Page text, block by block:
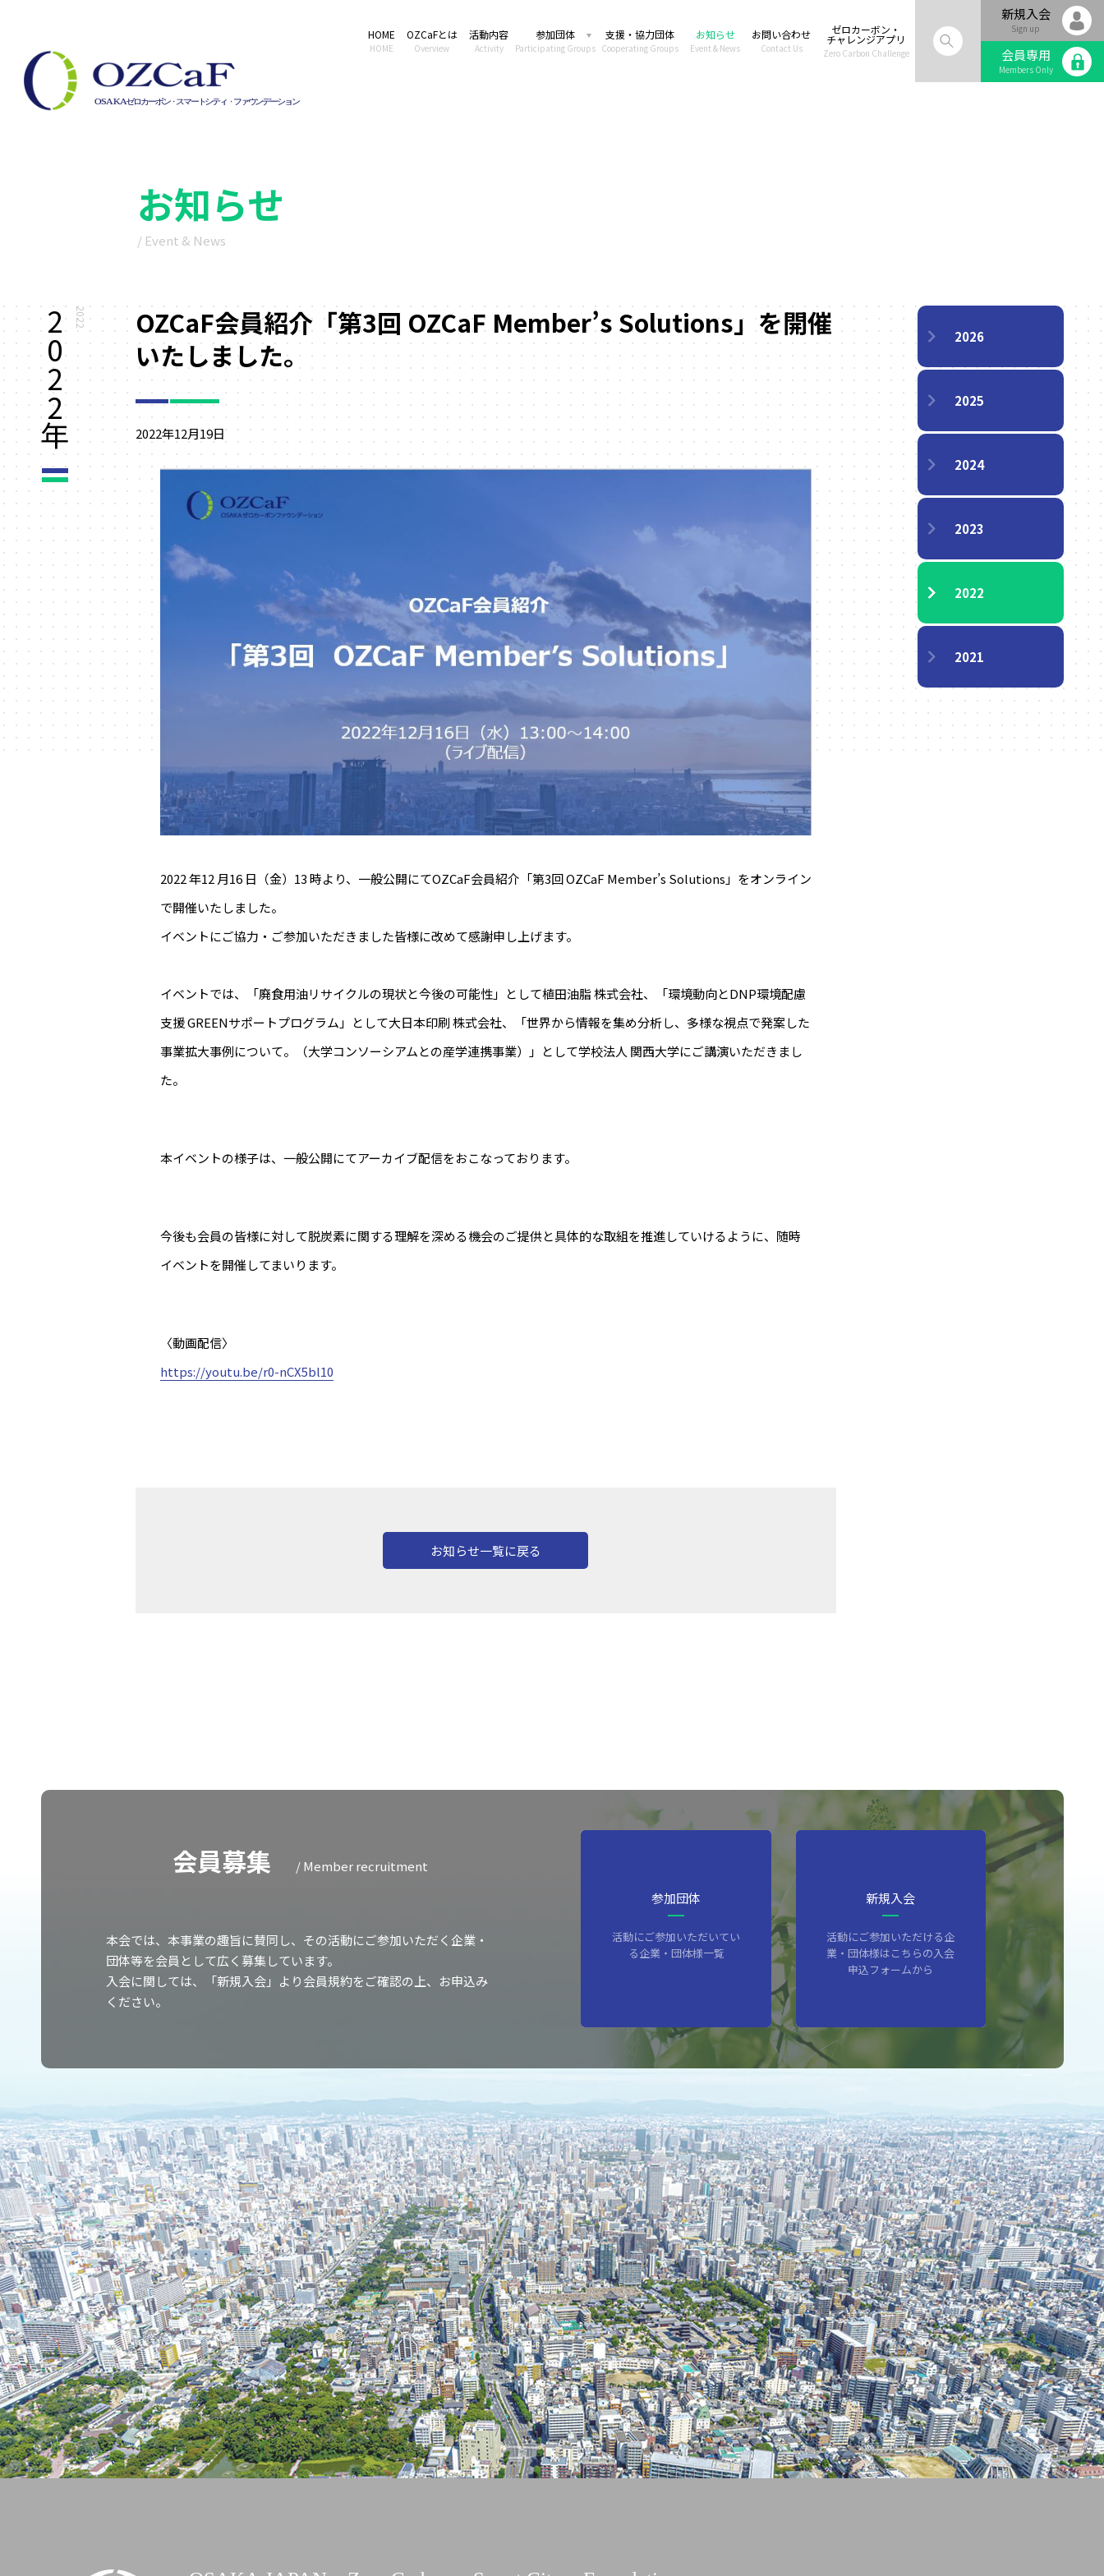
HOME
HOME
OZCaFとは
Overview
活動内容
Activity
参加団体
Participating Groups
支援・協力団体
Cooperating Groups
お知らせ
Event & News
お問い合わせ
Contact Us
ゼロカーボン・
チャレンジアプリ
Zero Carbon Challenge
新規入会
Sign up
会員専用
Members Only
お知らせ
/ Event & News
2022
2
0
2
2
年
OZCaF会員紹介「第3回 OZCaF Member’s Solutions」を開催
いたしました。
2022年12月19日
2022 年12 月16 日（金）13 時より、一般公開にてOZCaF会員紹介「第3回 OZCaF Member’s Solutions」をオンライン
で開催いたしました。
イベントにご協力・ご参加いただきました皆様に改めて感謝申し上げます。
イベントでは、「廃食用油リサイクルの現状と今後の可能性」として植田油脂 株式会社、「環境動向とDNP環境配慮
支援 GREENサポートプログラム」として大日本印刷 株式会社、「世界から情報を集め分析し、多様な視点で発案した
事業拡大事例について。（大学コンソーシアムとの産学連携事業）」として学校法人 関西大学にご講演いただきまし
た。
本イベントの様子は、一般公開にてアーカイブ配信をおこなっております。
今後も会員の皆様に対して脱炭素に関する理解を深める機会のご提供と具体的な取組を推進していけるように、随時
イベントを開催してまいります。
〈動画配信〉
https://youtu.be/r0-nCX5bl10
お知らせ一覧に戻る
2026
2025
2024
2023
2022
2021
会員募集 / Member recruitment
本会では、本事業の趣旨に賛同し、その活動にご参加いただく企業・
団体等を会員として広く募集しています。
入会に関しては、「新規入会」より会員規約をご確認の上、お申込み
ください。
参加団体
活動にご参加いただいてい
る企業・団体様一覧
新規入会
活動にご参加いただける企
業・団体様はこちらの入会
申込フォームから